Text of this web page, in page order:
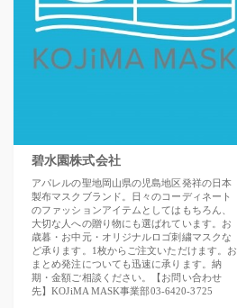
碧水園株式会社
アパレルの聖地岡山県の児島地区発祥の日本
製布マスクブランド。日々のコーディネート
のファッションアイテムとしてはもちろん、
大切な人への贈り物にも選ばれています。お
歳暮・お中元・オリジナルロゴ刺繍マスクな
ど承ります。1枚からご注文いただけます。お
まとめ発注についても迅速に承ります。納
期・金額ご相談ください。【お問い合わせ
先】KOJiMA MASK事業部03-6420-3725